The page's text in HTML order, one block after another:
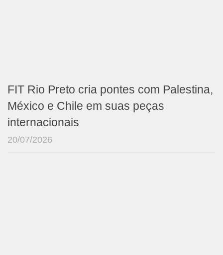
FIT Rio Preto cria pontes com Palestina,
México e Chile em suas peças
internacionais
20/07/2026